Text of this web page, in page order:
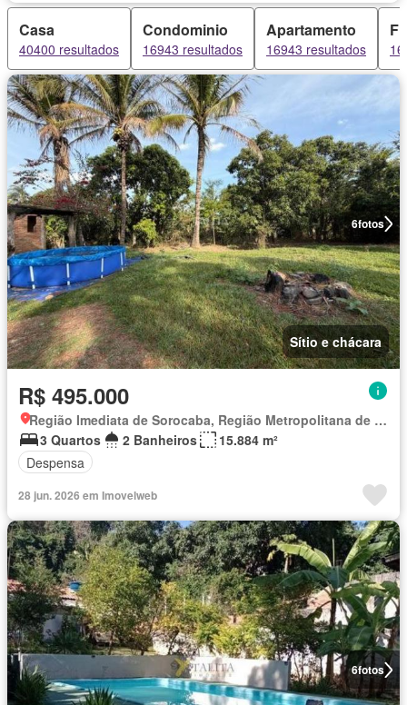
Casa
40400 resultados
Condominio
16943 resultados
Apartamento
16943 resultados
6fotos
Sítio e chácara
R$ 495.000
Região Imediata de Sorocaba, Região Metropolitana de Sorocaba
3 Quartos
2 Banheiros
15.884 m²
Despensa
28 jun. 2026 em Imovelweb
6fotos